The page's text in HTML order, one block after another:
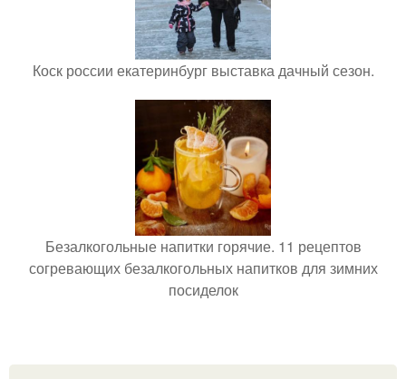
Коск россии екатеринбург выставка дачный сезон.
Безалкогольные напитки горячие. 11 рецептов
согревающих безалкогольных напитков для зимних
посиделок